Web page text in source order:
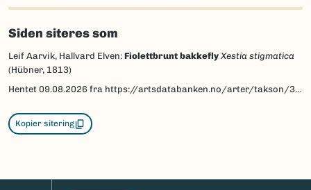
Siden siteres som
Leif Aarvik, Hallvard Elven: Fiolettbrunt bakkefly Xestia stigmatica
(Hübner, 1813)
Hentet 09.08.2026 fra https://artsdatabanken.no/arter/takson/30988/beskrivelse
Kopier sitering